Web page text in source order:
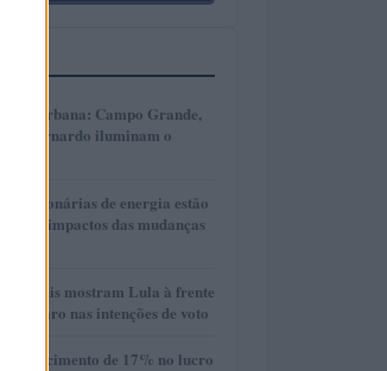
urbana: Campo Grande,
Bernardo iluminam o
de energia estão
aos impactos das mudanças
eleitorais mostram Lula à frente
nas intenções de voto
crescimento de 17% no lucro